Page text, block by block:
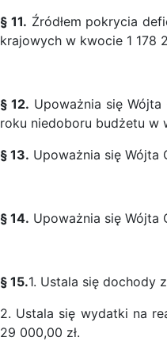
§ 11. Źródłem pokrycia
krajowych w kwocie 1 178
§ 12. Upoważnia się
roku niedoboru budżetu w
§ 13. Upoważnia się Wójta
§ 14. Upoważnia się Wójta
§ 15.1. Ustala się dochody
2. Ustala się wydatki na
29 000,00 zł.